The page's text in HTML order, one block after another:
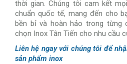
thời gian. Chúng tôi cam kết
chuẩn quốc tế, mang đến cho
bền bỉ và hoàn hảo trong từng
chọn Inox Tân Tiến cho nhu cầu
Liên hệ ngay với chúng tôi để
sản phẩm inox